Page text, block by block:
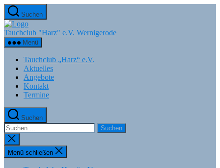
Zum
Inhalt
springen
Suchen
Tauchclub "Harz" e.V. Wernigerode
Menü
Tauchclub „Harz“ e.V.
Aktuelles
Angebote
Kontakt
Termine
Suchen
Suchen
nach:
Suche
schließen
Menü schließen